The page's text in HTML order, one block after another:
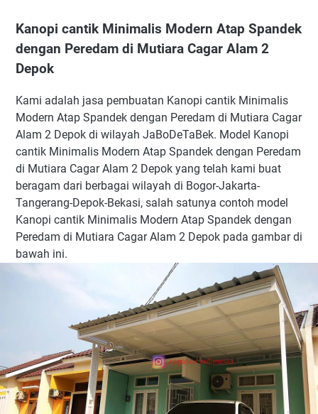
Kanopi cantik Minimalis Modern Atap Spandek
dengan Peredam di Mutiara Cagar Alam 2
Depok
Kami adalah jasa pembuatan Kanopi cantik Minimalis
Modern Atap Spandek dengan Peredam di Mutiara Cagar
Alam 2 Depok di wilayah JaBoDeTaBek. Model Kanopi
cantik Minimalis Modern Atap Spandek dengan Peredam
di Mutiara Cagar Alam 2 Depok yang telah kami buat
beragam dari berbagai wilayah di Bogor-Jakarta-
Tangerang-Depok-Bekasi, salah satunya contoh model
Kanopi cantik Minimalis Modern Atap Spandek dengan
Peredam di Mutiara Cagar Alam 2 Depok pada gambar di
bawah ini.